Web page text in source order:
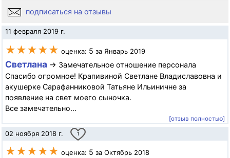
подписаться на отзывы
11 февраля 2019 г.
★★★★★ оценка: 5 за Январь 2019
Светлана → Замечательное отношение персонала
Спасибо огромное! Крапивиной Светлане Владиславовна и
акушерке Сарафанниковой Татьяне Ильиничне за
появление на свет моего сыночка.
Все замечательно...
[отзыв полностью]
02 ноября 2018 г. 1
★★★★★ оценка: 5 за Октябрь 2018